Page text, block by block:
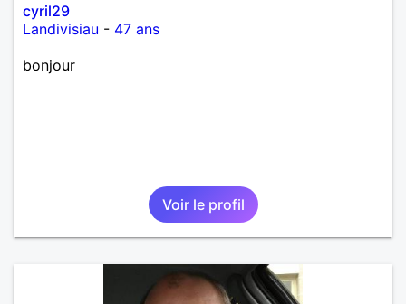
cyril29
Landivisiau - 47 ans
bonjour
Voir le profil